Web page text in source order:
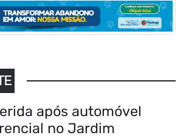
após automóvel
no Jardim